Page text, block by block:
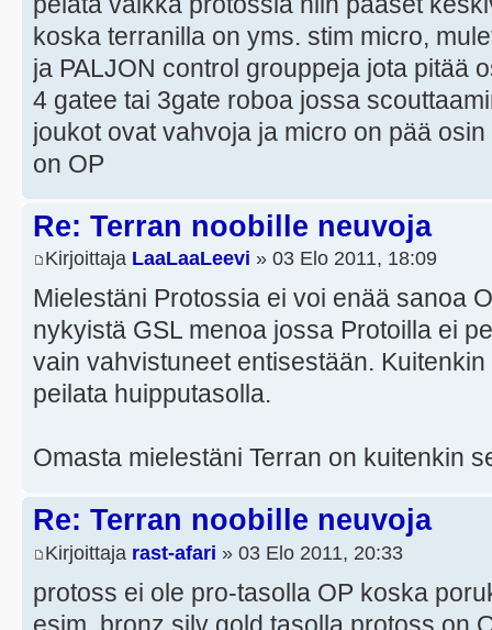
koska terranilla on yms. stim micro,
ja PALJON control grouppeja jota pitää
4 gatee tai 3gate roboa jossa
joukot ovat vahvoja ja micro on pää
on OP
Re: Terran noobille neuvoja
Kirjoittaja LaaLaaLeevi » 03 Elo 2011, 18:09
Mielestäni Protossia ei voi enää sanoa
nykyistä GSL menoa jossa Protoilla ei
vain vahvistuneet entisestään.
peilata huipputasolla.
Omasta mielestäni Terran on kuitenkin
Re: Terran noobille neuvoja
Kirjoittaja rast-afari » 03 Elo 2011, 20:33
protoss ei ole pro-tasolla OP koska
esim. bronz silv gold tasolla protoss on